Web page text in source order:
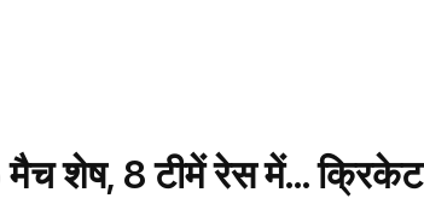
शेष, 8 टीमें रेस में... क्रिकेट